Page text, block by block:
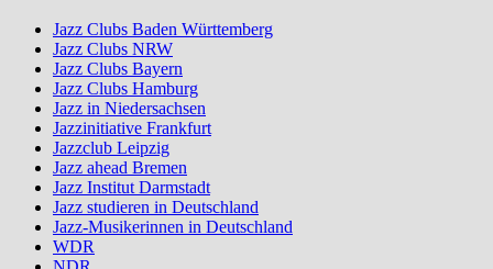
Jazz Clubs Baden Württemberg
Jazz Clubs NRW
Jazz Clubs Bayern
Jazz Clubs Hamburg
Jazz in Niedersachsen
Jazzinitiative Frankfurt
Jazzclub Leipzig
Jazz ahead Bremen
Jazz Institut Darmstadt
Jazz studieren in Deutschland
Jazz-Musikerinnen in Deutschland
WDR